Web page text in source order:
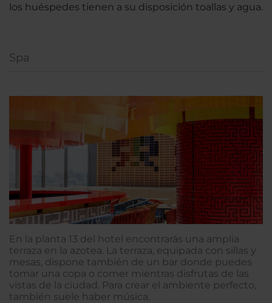
los huéspedes tienen a su disposición toallas y agua.
Spa
En la planta 13 del hotel encontrarás una amplia
terraza en la azotea. La terraza, equipada con sillas y
mesas, dispone también de un bar donde puedes
tomar una copa o comer mientras disfrutas de las
vistas de la ciudad. Para crear el ambiente perfecto,
también suele haber música.